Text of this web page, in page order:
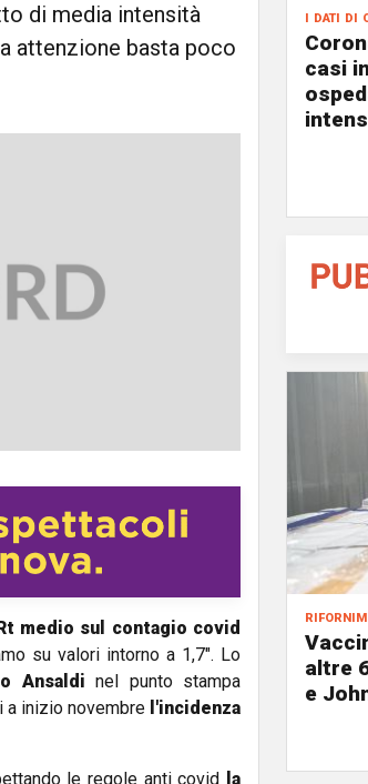
di media intensità
attenzione basta poco
medio sul contagio covid
su valori intorno a 1,7". Lo
Ansaldi nel punto stampa
a inizio novembre l'incidenza
le regole anti covid la
i dati di
casi
altre
e